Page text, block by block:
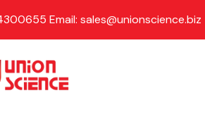
Email: sales@unionscience.biz